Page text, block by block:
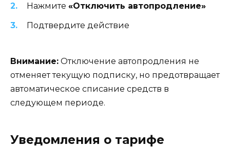
Нажмите «Отключить автопродление»
Подтвердите действие
Внимание: Отключение автопродления не
отменяет текущую подписку, но предотвращает
автоматическое списание средств в
следующем периоде.
Уведомления о тарифе